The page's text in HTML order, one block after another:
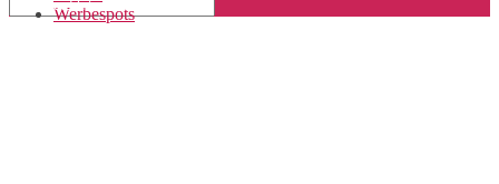
Werbespots